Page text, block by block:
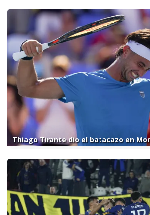
Thiago Tirante dio el batacazo en